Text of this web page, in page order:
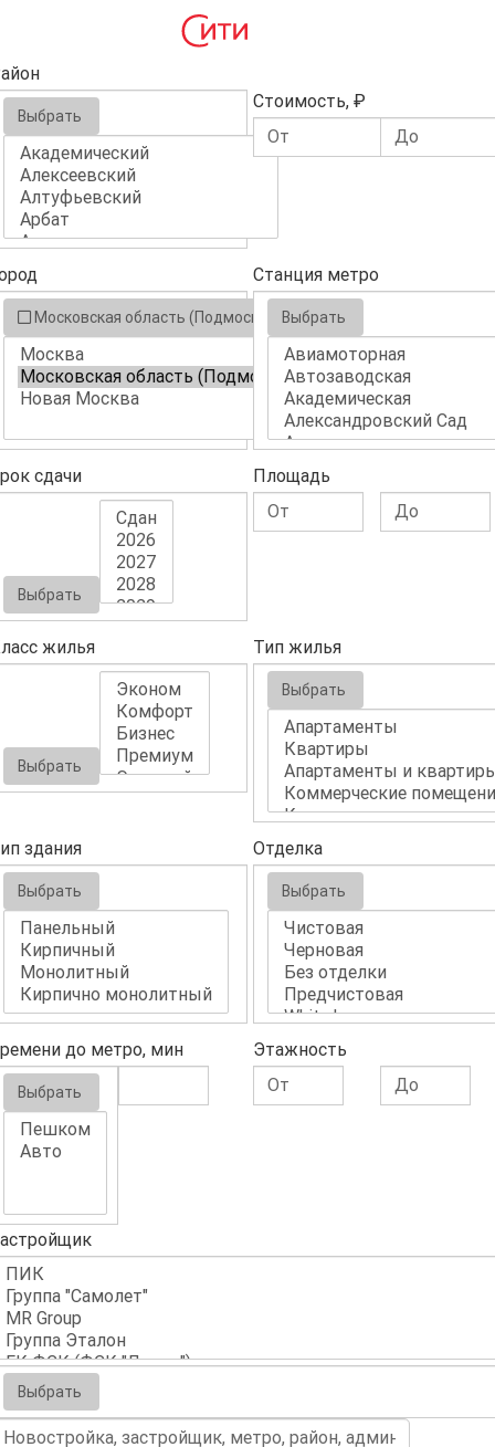
Выбрать
Стоимость, ₽
Московская область (Подмосковье)
Станция метро
Выбрать
сдачи
Выбрать
Площадь
жилья
Выбрать
Тип жилья
Выбрать
здания
Выбрать
Отделка
Выбрать
до метро, мин
Выбрать
Этажность
Выбрать